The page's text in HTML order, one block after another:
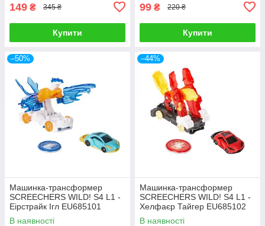
149 ₴ 345 ₴
Купити
99 ₴ 220 ₴
Купити
–50%
Машинка-трансформер
SCREECHERS WILD! S4 L1 -
Еірстрайк Ігл EU685101
В наявності
–44%
Машинка-трансформер
SCREECHERS WILD! S4 L1 -
Хелфаєр Тайгер EU685102
В наявності